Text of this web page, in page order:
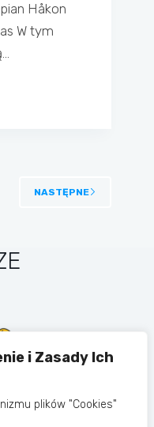
i Zasady Ich
plików "Cookies"
Håkon
W tym
NASTĘPNE